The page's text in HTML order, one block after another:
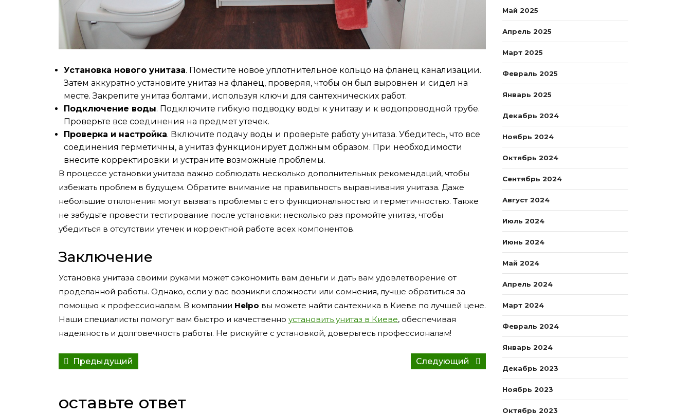
Установка нового унитаза. Поместите новое уплотнительное кольцо на фланец канализации.
Затем аккуратно установите унитаз на фланец, проверяя, чтобы он был выровнен и сидел на
месте. Закрепите унитаз болтами, используя ключи для сантехнических работ.
Подключение воды. Подключите гибкую подводку воды к унитазу и к водопроводной трубе.
Проверьте все соединения на предмет утечек.
Проверка и настройка. Включите подачу воды и проверьте работу унитаза. Убедитесь, что все
соединения герметичны, а унитаз функционирует должным образом. При необходимости
внесите корректировки и устраните возможные проблемы.
В процессе установки унитаза важно соблюдать несколько дополнительных рекомендаций, чтобы
избежать проблем в будущем. Обратите внимание на правильность выравнивания унитаза. Даже
небольшие отклонения могут вызвать проблемы с его функциональностью и герметичностью. Также
не забудьте провести тестирование после установки: несколько раз промойте унитаз, чтобы
убедиться в отсутствии утечек и корректной работе всех компонентов.
Заключение
Установка унитаза своими руками может сэкономить вам деньги и дать вам удовлетворение от
проделанной работы. Однако, если у вас возникли сложности или сомнения, лучше обратиться за
помощью к профессионалам. В компании Helpo вы можете найти сантехника в Киеве по лучшей цене.
Наши специалисты помогут вам быстро и качественно установить унитаз в Киеве, обеспечивая
надежность и долговечность работы. Не рискуйте с установкой, доверьтесь профессионалам!
Навигация
по
записям
Предыдущий Следующий
Следующее
сообщение:
оставьте ответ
Май 2025
Апрель 2025
Март 2025
Февраль 2025
Январь 2025
Декабрь 2024
Ноябрь 2024
Октябрь 2024
Сентябрь 2024
Август 2024
Июль 2024
Июнь 2024
Май 2024
Апрель 2024
Март 2024
Февраль 2024
Январь 2024
Декабрь 2023
Ноябрь 2023
Октябрь 2023